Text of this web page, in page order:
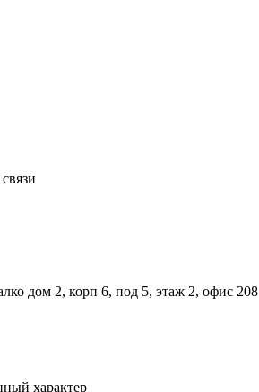
дом 2, корп 6, под 5, этаж 2, офис 208
характер